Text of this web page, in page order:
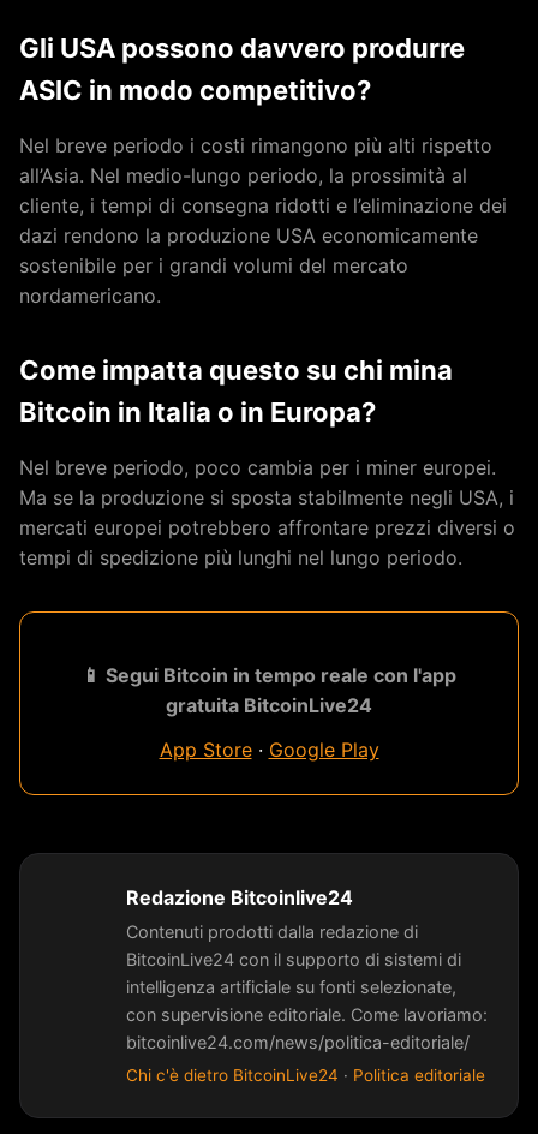
Gli USA possono davvero produrre
ASIC in modo competitivo?
Nel breve periodo i costi rimangono più alti rispetto
all’Asia. Nel medio-lungo periodo, la prossimità al
cliente, i tempi di consegna ridotti e l’eliminazione dei
dazi rendono la produzione USA economicamente
sostenibile per i grandi volumi del mercato
nordamericano.
Come impatta questo su chi mina
Bitcoin in Italia o in Europa?
Nel breve periodo, poco cambia per i miner europei.
Ma se la produzione si sposta stabilmente negli USA, i
mercati europei potrebbero affrontare prezzi diversi o
tempi di spedizione più lunghi nel lungo periodo.
📱 Segui Bitcoin in tempo reale con l'app
gratuita BitcoinLive24
App Store· Google Play
Redazione Bitcoinlive24
Contenuti prodotti dalla redazione di
BitcoinLive24 con il supporto di sistemi di
intelligenza artificiale su fonti selezionate,
con supervisione editoriale. Come lavoriamo:
bitcoinlive24.com/news/politica-editoriale/
Chi c'è dietro BitcoinLive24 · Politica editoriale